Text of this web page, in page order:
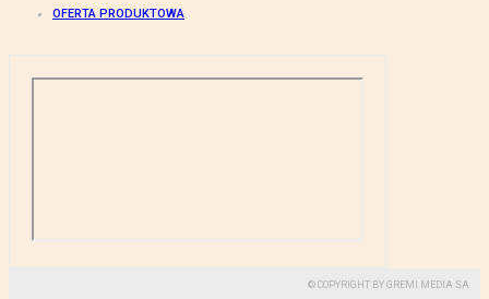
OFERTA PRODUKTOWA
© COPYRIGHT BY GREMI MEDIA SA